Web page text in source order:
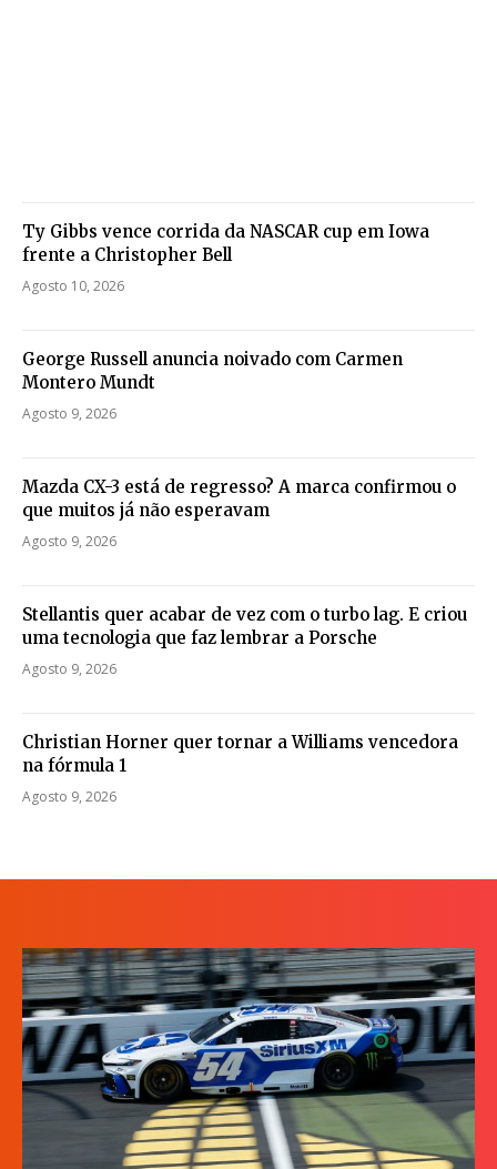
Ty Gibbs vence corrida da NASCAR cup em Iowa
frente a Christopher Bell
Agosto 10, 2026
George Russell anuncia noivado com Carmen
Montero Mundt
Agosto 9, 2026
Mazda CX-3 está de regresso? A marca confirmou o
que muitos já não esperavam
Agosto 9, 2026
Stellantis quer acabar de vez com o turbo lag. E criou
uma tecnologia que faz lembrar a Porsche
Agosto 9, 2026
Christian Horner quer tornar a Williams vencedora
na fórmula 1
Agosto 9, 2026